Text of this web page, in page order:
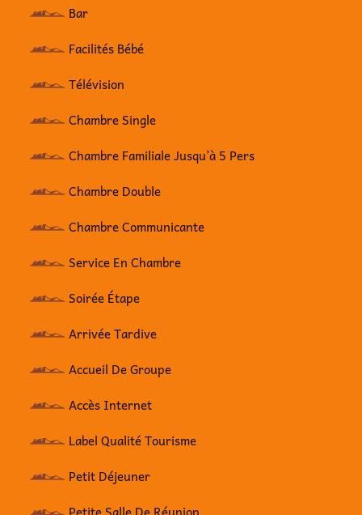
Bar
Facilités Bébé
Télévision
Chambre Single
Chambre Familiale Jusqu’à 5 Pers
Chambre Double
Chambre Communicante
Service En Chambre
Soirée Étape
Arrivée Tardive
Accueil De Groupe
Accès Internet
Label Qualité Tourisme
Petit Déjeuner